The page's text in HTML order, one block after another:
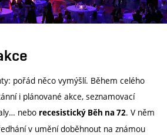
pořád něco vymýšlí. Během celého
i plánované akce, seznamovací
nebo recesistický Běh na 72. V něm
v umění doběhnout na známou